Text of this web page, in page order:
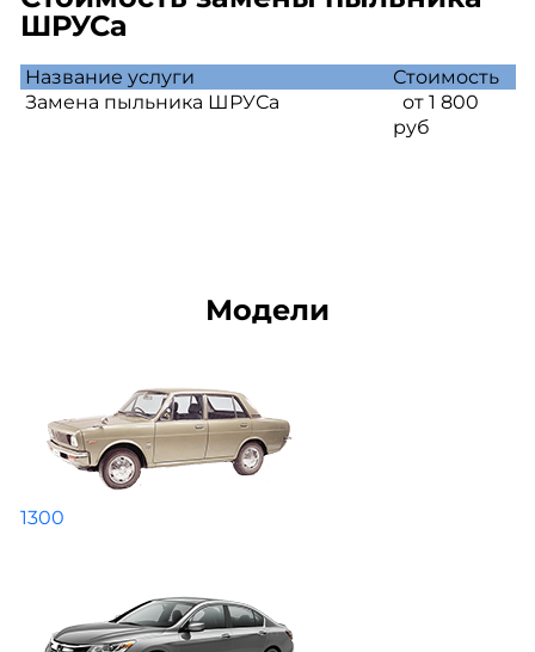
ШРУСа
Название услуги
Стоимость
Замена пыльника ШРУСа
от 1 800
руб
Модели
1300